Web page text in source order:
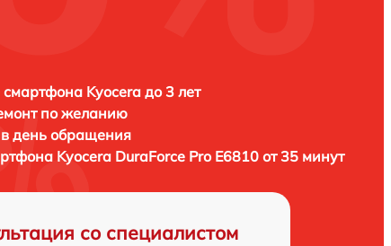
смартфона Kyocera до 3 лет
по желанию
в день обращения
Kyocera DuraForce Pro E6810 от 35 минут
со специалистом